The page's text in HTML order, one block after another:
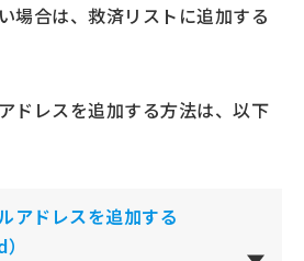
場合は、救済リストに追加する
ドレスを追加する方法は、以下
アドレスを追加する